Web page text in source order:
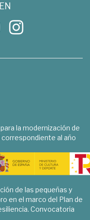
la modernización de
correspondiente al año
de las pequeñas y
en el marco del Plan de
Convocatoria